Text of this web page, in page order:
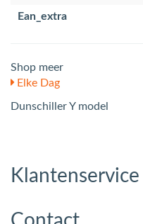
Ean_extra
Shop meer
Elke Dag
Dunschiller Y model
Klantenservice